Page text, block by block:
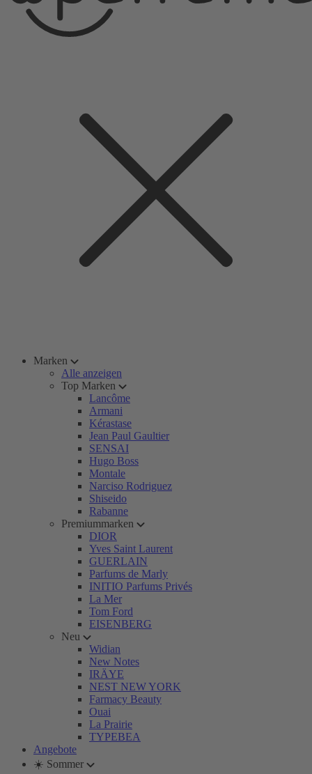
Marken
Alle anzeigen
Top Marken
Lancôme
Armani
Kérastase
Jean Paul Gaultier
SENSAI
Hugo Boss
Montale
Narciso Rodriguez
Shiseido
Rabanne
Premiummarken
DIOR
Yves Saint Laurent
GUERLAIN
Parfums de Marly
INITIO Parfums Privés
La Mer
Tom Ford
EISENBERG
Neu
Widian
New Notes
IRÄYE
NEST NEW YORK
Farmacy Beauty
Ouai
La Prairie
TYPEBEA
Angebote
☀️ Sommer